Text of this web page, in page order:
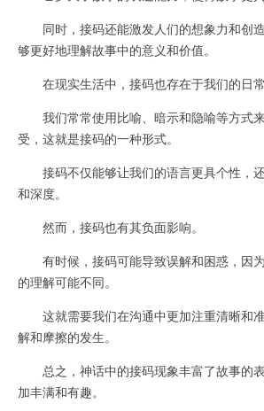
同时，接码还能激发人们的想象力和创
够更好地理解故事中的意义和价值。
在现实生活中，接码也存在于我们的日常
我们常常使用比喻、暗示和隐喻等方式
受，这就是接码的一种形式。
接码不仅能够让我们的语言更具个性，
和深度。
然而，接码也有其负面影响。
有时候，接码可能导致误解和困惑，因
的理解可能不同。
这就需要我们在沟通中更加注重清晰和
解和摩擦的发生。
总之，神话中的接码现象丰富了故事的
加丰满和有趣。